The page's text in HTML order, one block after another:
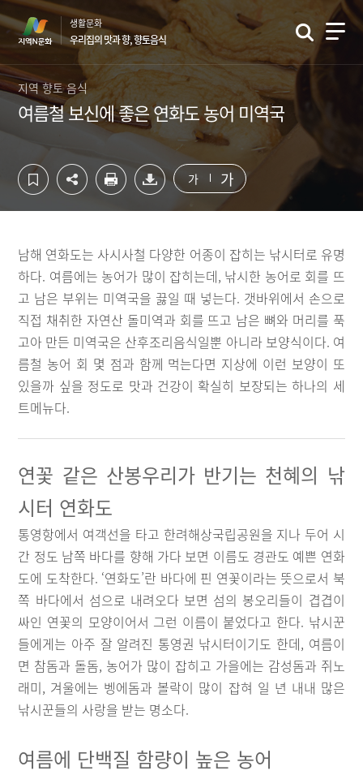
컨
텐
영
역
하
단
역
바
생활문화
우리집의 맛과 향, 향토음식
지역 향토 음식
여름철 보신에 좋은 연화도 농어 미역국
가 가
남해 연화도는 사시사철 다양한 어종이 잡히는 낚시터로 유명
하다. 여름에는 농어가 많이 잡히는데, 낚시한 농어로 회를 뜨
고 남은 부위는 미역국을 끓일 때 넣는다. 갯바위에서 손으로
직접 채취한 자연산 돌미역과 회를 뜨고 남은 뼈와 머리를 푹
고아 만든 미역국은 산후조리음식일뿐 아니라 보양식이다. 여
름철 농어 회 몇 점과 함께 먹는다면 지상에 이런 보양이 또
있을까 싶을 정도로 맛과 건강이 확실히 보장되는 하나의 세
트메뉴다.
연꽃 같은 산봉우리가 반기는 천혜의 낚
시터 연화도
통영항에서 여객선을 타고 한려해상국립공원을 지나 두어 시
간 정도 남쪽 바다를 향해 가다 보면 이름도 경관도 예쁜 연화
도에 도착한다. ‘연화도’란 바다에 핀 연꽃이라는 뜻으로서 북
쪽 바다에서 섬으로 내려오다 보면 섬의 봉오리들이 겹겹이
싸인 연꽃의 모양이어서 그런 이름이 붙었다고 한다. 낚시꾼
들에게는 아주 잘 알려진 통영권 낚시터이기도 한데, 여름이
면 참돔과 돌돔, 농어가 많이 잡히고 가을에는 감성돔과 쥐노
래미, 겨울에는 벵에돔과 볼락이 많이 잡혀 일 년 내내 많은
낚시꾼들의 사랑을 받는 명소다.
여름에 단백질 함량이 높은 농어